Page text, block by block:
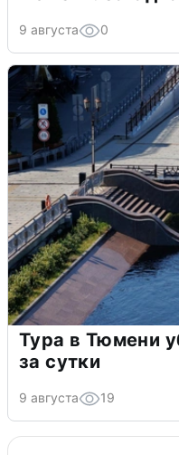
9 августа 0
Тура в Тюмени
за сутки
9 августа 19